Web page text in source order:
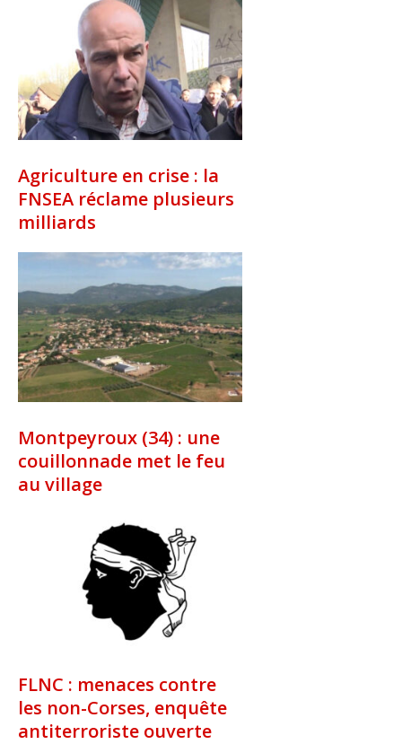
Agriculture en crise : la
FNSEA réclame plusieurs
milliards
Montpeyroux (34) : une
couillonnade met le feu
au village
FLNC : menaces contre
les non-Corses, enquête
antiterroriste ouverte